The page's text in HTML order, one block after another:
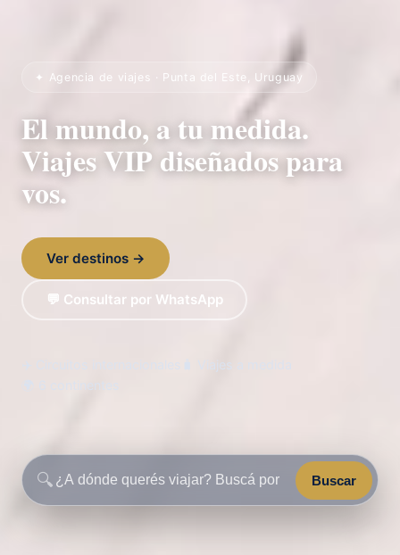
✦ Agencia de viajes · Punta del Este, Uruguay
El mundo, a tu medida.
Viajes VIP diseñados para
vos.
Ver destinos →
💬 Consultar por WhatsApp
🧳 Viajes a medida
🔍 Buscar